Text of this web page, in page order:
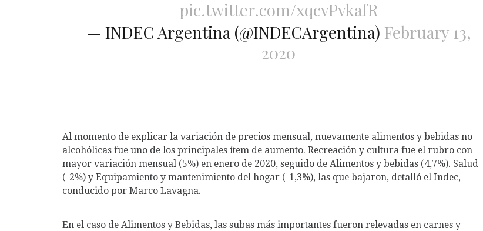
pic.twitter.com/xqcvPvkafR
— INDEC Argentina (@INDECArgentina) February 13,
2020
Al momento de explicar la variación de precios mensual, nuevamente alimentos y bebidas no
alcohólicas fue uno de los principales ítem de aumento. Recreación y cultura fue el rubro con
mayor variación mensual (5%) en enero de 2020, seguido de Alimentos y bebidas (4,7%). Salud
(-2%) y Equipamiento y mantenimiento del hogar (-1,3%), las que bajaron, detalló el Indec,
conducido por Marco Lavagna.
En el caso de Alimentos y Bebidas, las subas más importantes fueron relevadas en carnes y